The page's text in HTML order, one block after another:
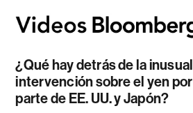
¿Qué hay detrás de la inusual
intervención sobre el yen por
parte de EE. UU. y Japón?